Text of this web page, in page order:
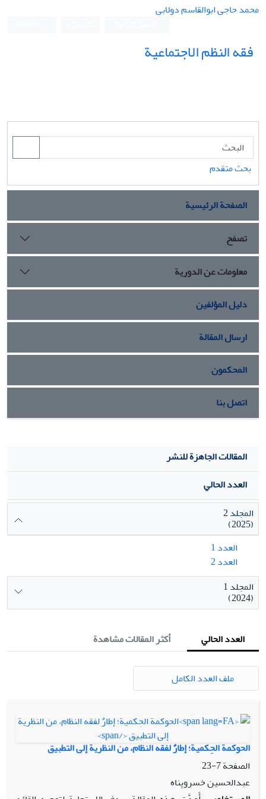
محمد حاجی ابوالقاسم دولابی
فقه النظم الاجتماعیة
بحث متقدم
الصفحة الرئيسية
تصفح
معلومات عن الدورية
دليل المؤلفين
ارسال المقالة
المحكمون
اتصل بنا
المقالات الجاهزة للنشر
العدد الحالي
المجلد 2
(2025)
العدد 1
العدد 2
المجلد 1
(2024)
العدد الحالي أكثر المقالات مشاهدة
ملف العدد الكامل
الحوکمة الحِکمیة؛ إطارٌ لفقه النظام، من النظریة إلى التطبیق
الصفحة7-23
عبدالحسین خسروپناه